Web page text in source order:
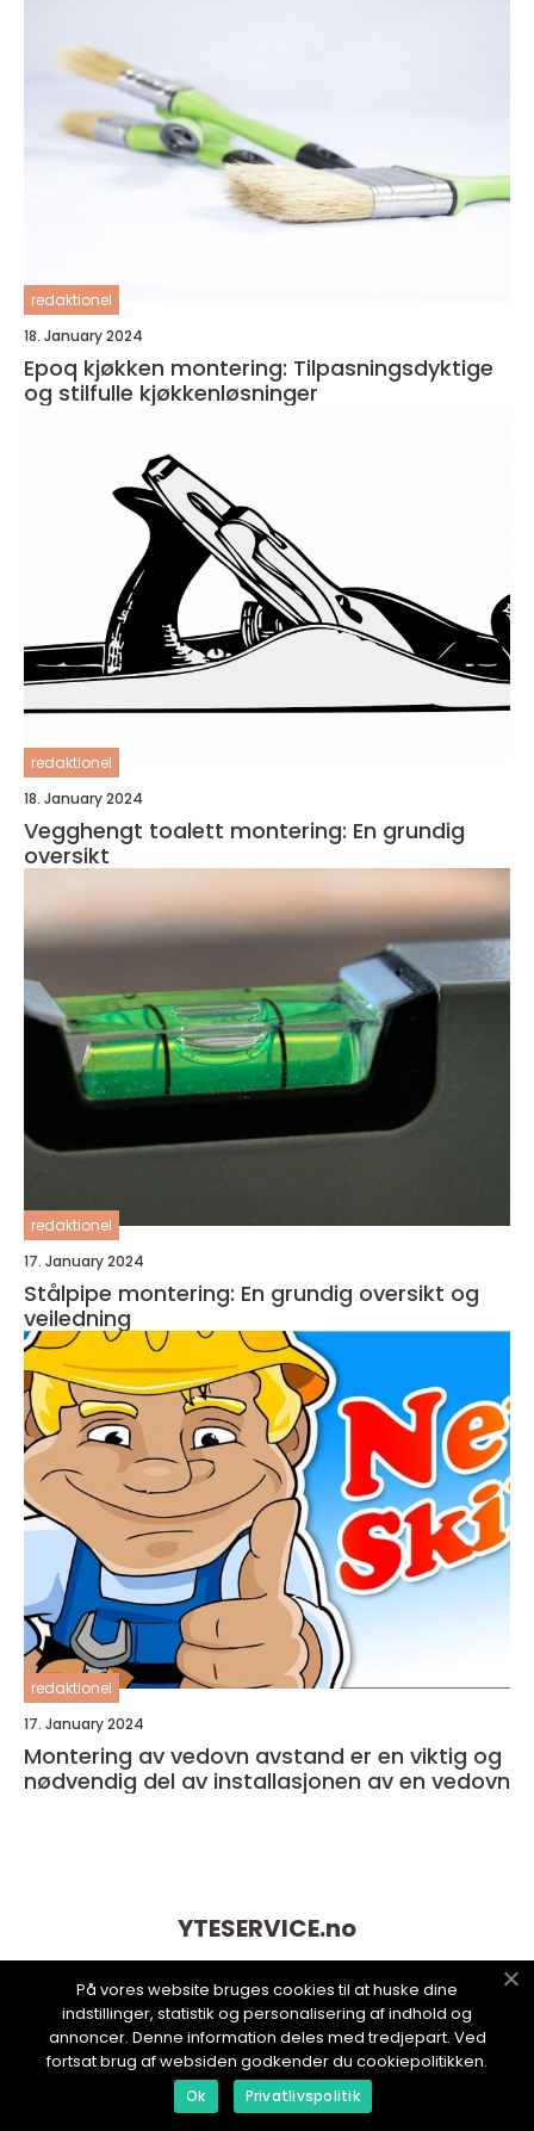
redaktionel
18. January 2024
Epoq kjøkken montering: Tilpasningsdyktige
og stilfulle kjøkkenløsninger
redaktionel
18. January 2024
Vegghengt toalett montering: En grundig
oversikt
redaktionel
17. January 2024
Stålpipe montering: En grundig oversikt og
veiledning
redaktionel
17. January 2024
Montering av vedovn avstand er en viktig og
nødvendig del av installasjonen av en vedovn
YTESERVICE.no
På vores website bruges cookies til at huske dine
indstillinger, statistik og personalisering af indhold og
annoncer. Denne information deles med tredjepart. Ved
fortsat brug af websiden godkender du cookiepolitikken.
Ok Privatlivspolitik